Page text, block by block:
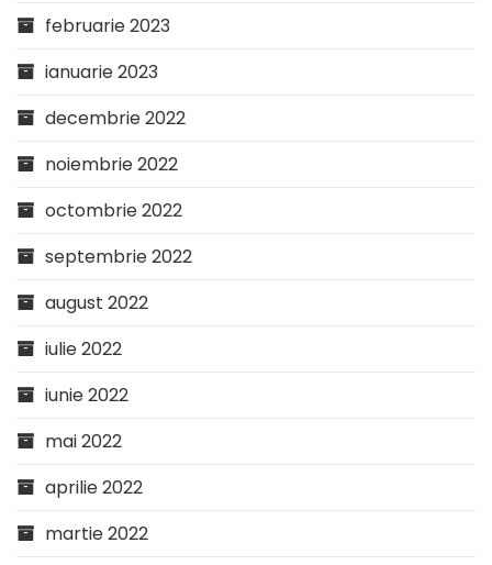
februarie 2023
ianuarie 2023
decembrie 2022
noiembrie 2022
octombrie 2022
septembrie 2022
august 2022
iulie 2022
iunie 2022
mai 2022
aprilie 2022
martie 2022